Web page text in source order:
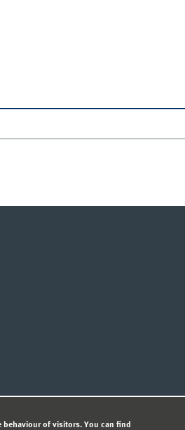
behaviour of visitors. You can find